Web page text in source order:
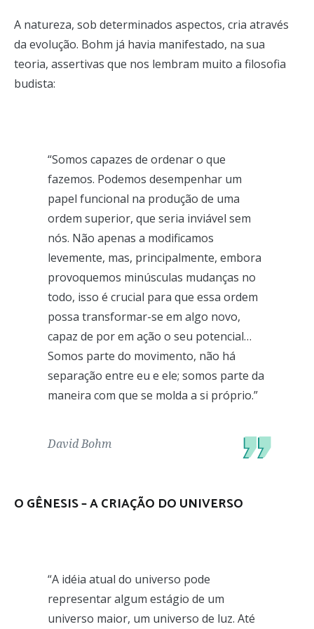
A natureza, sob determinados aspectos, cria através
da evolução. Bohm já havia manifestado, na sua
teoria, assertivas que nos lembram muito a filosofia
budista:
“Somos capazes de ordenar o que
fazemos. Podemos desempenhar um
papel funcional na produção de uma
ordem superior, que seria inviável sem
nós. Não apenas a modificamos
levemente, mas, principalmente, embora
provoquemos minúsculas mudanças no
todo, isso é crucial para que essa ordem
possa transformar-se em algo novo,
capaz de por em ação o seu potencial…
Somos parte do movimento, não há
separação entre eu e ele; somos parte da
maneira com que se molda a si próprio.”
David Bohm
O GÊNESIS – A CRIAÇÃO DO UNIVERSO
“A idéia atual do universo pode
representar algum estágio de um
universo maior, um universo de luz. Até